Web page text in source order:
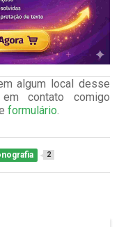
algum local desse
contato comigo
formulário.
2